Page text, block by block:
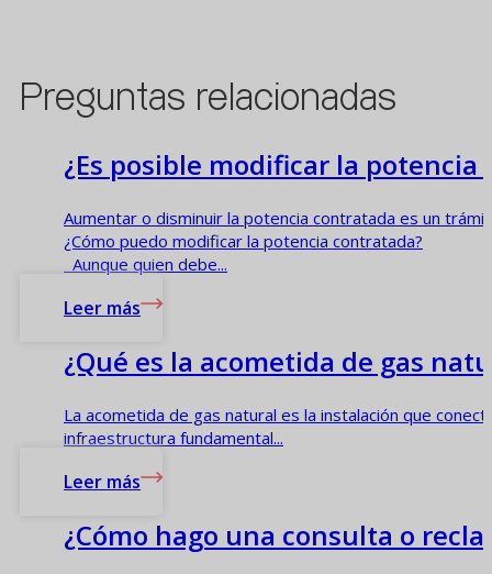
Preguntas relacionadas
¿Es posible modificar la
Aumentar o disminuir la potencia contratada es un
¿Cómo puedo modificar la potencia contratada?
Aunque quien debe...
Leer más
¿Qué es la acometida de gas
La acometida de gas natural es la instalación que
infraestructura fundamental...
Leer más
¿Cómo hago una consulta o